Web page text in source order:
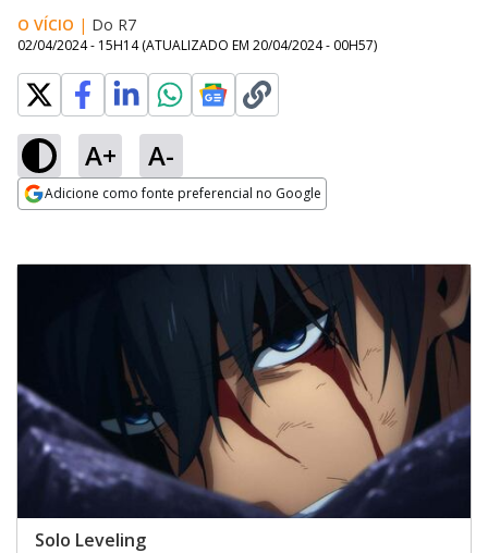
O VÍCIO | Do R7
02/04/2024 - 15H14 (ATUALIZADO EM 20/04/2024 - 00H57)
A+ A-
Adicione como fonte preferencial no Google
Solo Leveling